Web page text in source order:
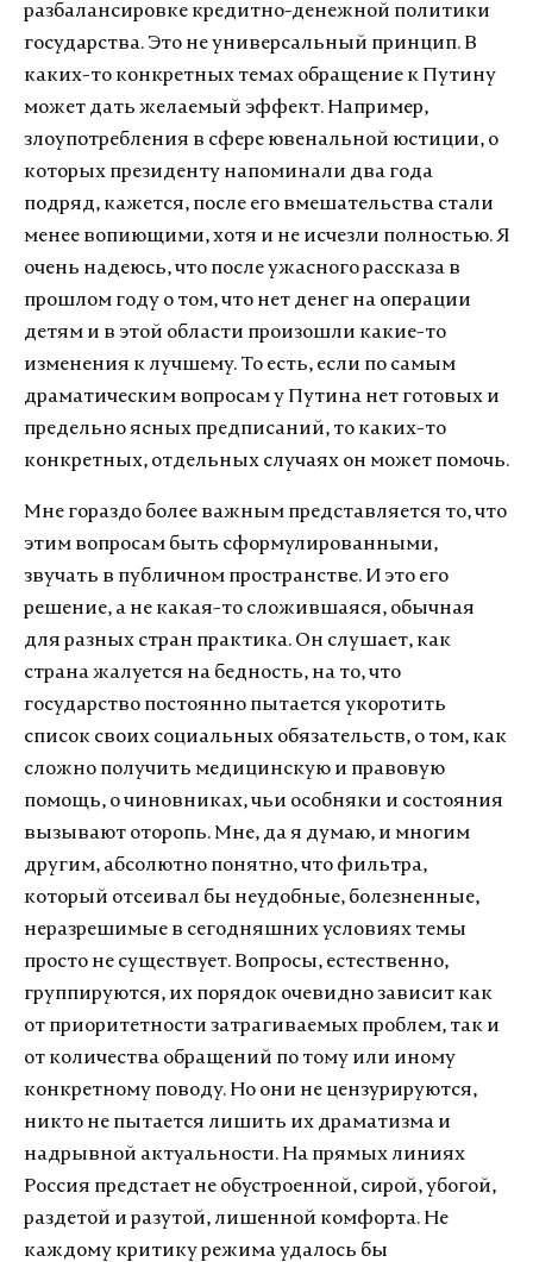
разбалансировке кредитно-денежной политики
государства. Это не универсальный принцип. В
каких-то конкретных темах обращение к Путину
может дать желаемый эффект. Например,
злоупотребления в сфере ювенальной юстиции, о
которых президенту напоминали два года
подряд, кажется, после его вмешательства стали
менее вопиющими, хотя и не исчезли полностью. Я
очень надеюсь, что после ужасного рассказа в
прошлом году о том, что нет денег на операции
детям и в этой области произошли какие-то
изменения к лучшему. То есть, если по самым
драматическим вопросам у Путина нет готовых и
предельно ясных предписаний, то каких-то
конкретных, отдельных случаях он может помочь.
Мне гораздо более важным представляется то, что
этим вопросам быть сформулированными,
звучать в публичном пространстве. И это его
решение, а не какая-то сложившаяся, обычная
для разных стран практика. Он слушает, как
страна жалуется на бедность, на то, что
государство постоянно пытается укоротить
список своих социальных обязательств, о том, как
сложно получить медицинскую и правовую
помощь, о чиновниках, чьи особняки и состояния
вызывают оторопь. Мне, да я думаю, и многим
другим, абсолютно понятно, что фильтра,
который отсеивал бы неудобные, болезненные,
неразрешимые в сегодняшних условиях темы
просто не существует. Вопросы, естественно,
группируются, их порядок очевидно зависит как
от приоритетности затрагиваемых проблем, так и
от количества обращений по тому или иному
конкретному поводу. Но они не цензурируются,
никто не пытается лишить их драматизма и
надрывной актуальности. На прямых линиях
Россия предстает не обустроенной, сирой, убогой,
раздетой и разутой, лишенной комфорта. Не
каждому критику режима удалось бы